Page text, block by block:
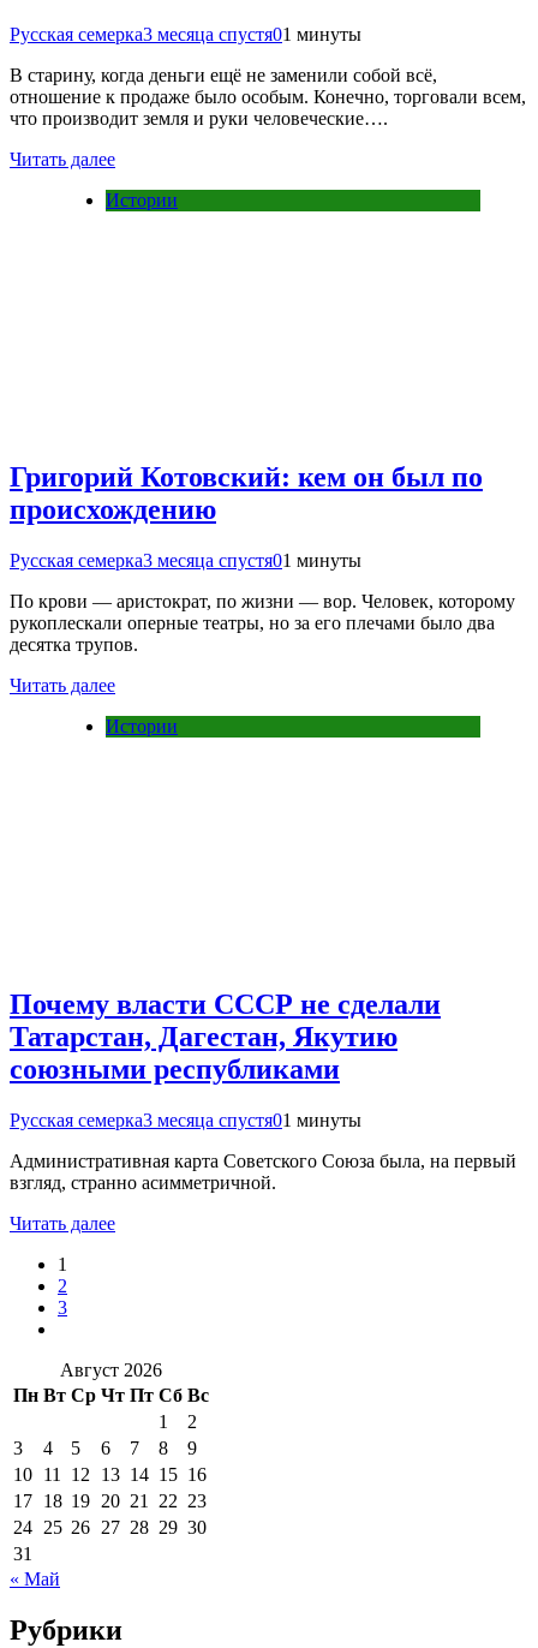
Русская семерка3 месяца спустя01 минуты
В старину, когда деньги ещё не заменили собой всё,
отношение к продаже было особым. Конечно, торговали всем,
что производит земля и руки человеческие….
Читать далее
Истории
Григорий Котовский: кем он был по
происхождению
Русская семерка3 месяца спустя01 минуты
По крови — аристократ, по жизни — вор. Человек, которому
рукоплескали оперные театры, но за его плечами было два
десятка трупов.
Читать далее
Истории
Почему власти СССР не сделали
Татарстан, Дагестан, Якутию
союзными республиками
Русская семерка3 месяца спустя01 минуты
Административная карта Советского Союза была, на первый
взгляд, странно асимметричной.
Читать далее
1
2
3
Август 2026
Пн Вт Ср Чт Пт Сб Вс
1
2
3
4 5 6 7 8
9
10 11 12 13 14 15 16
17 18 19 20 21 22 23
24 25 26 27 28 29 30
31
« Май
Рубрики